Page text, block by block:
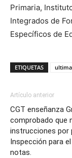
Primaria,
Integrados de
Específicos de
ETIQUETAS
Artículo anterior
CGT enseñanza
comprobado que
instrucciones por
Inspección para
notas.